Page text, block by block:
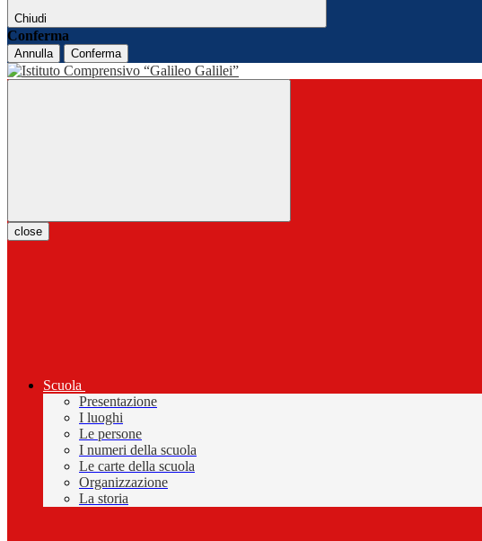
Chiudi
Conferma
Annulla Conferma
close
Scuola
Presentazione
I luoghi
Le persone
I numeri della scuola
Le carte della scuola
Organizzazione
La storia